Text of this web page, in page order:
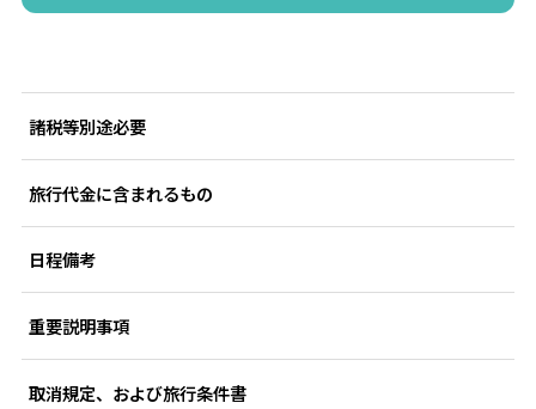
諸税等別途必要
旅行代金に含まれるもの
日程備考
重要説明事項
取消規定、および旅行条件書